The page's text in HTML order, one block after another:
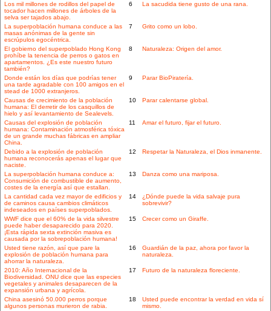
Los mil millones de rodillos del papel de
tocador hacen millones de árboles de la
selva ser tajados abajo.
6 La sacudida tiene gusto de una rana.
La superpoblación humana conduce a las
masas anónimas de la gente sin
escrúpulos egocéntrica.
7 Grito como un lobo.
El gobierno del superpoblado Hong Kong
prohíbe la tenencia de perros o gatos en
apartamentos. ¿Es este nuestro futuro
también?
8 Naturaleza: Origen del amor.
Donde están los días que podrías tener
una tarde agradable con 100 amigos en el
stead de 1000 extranjeros.
9 Parar BioPiratería.
Causas de crecimiento de la población
humana: El derretir de los casquillos de
hielo y así levantamiento de Sealevels.
10 Parar calentarse global.
Causas del explosión de población
humana: Contaminación atmosférica tóxica
de un grande muchas fábricas en ampliar
China.
11 Amar el futuro, fijar el futuro.
Debido a la explosión de población
humana reconocerás apenas el lugar que
naciste.
12 Respetar la Naturaleza, el Dios inmanente.
La superpoblación humana conduce a:
Consumición de combustible de aumento,
costes de la energía así que estallan.
13 Danza como una mariposa.
La cantidad cada vez mayor de edificios y
de caminos causa cambios climáticos
indeseados en países superpoblados.
14
¿Dónde puede la vida salvaje pura
sobrevivir?
WWF dice que el 60% de la vida silvestre
puede haber desaparecido para 2020.
¡Esta rápida sexta extinción masiva es
causada por la sobrepoblación humana!
15 Crecer como un Giraffe.
Usted tiene razón, así que pare la
explosión de población humana para
ahorrar la naturaleza.
16
Guardián de la paz, ahora por favor la
naturaleza.
2010: Año Internacional de la
Biodiversidad. ONU dice que las especies
vegetales y animales desaparecen de la
expansión urbana y agrícola.
17 Futuro de la naturaleza floreciente.
China asesinó 50.000 perros porque
algunos personas murieron de rabia.
18
Usted puede encontrar la verdad en vida sí
mismo.